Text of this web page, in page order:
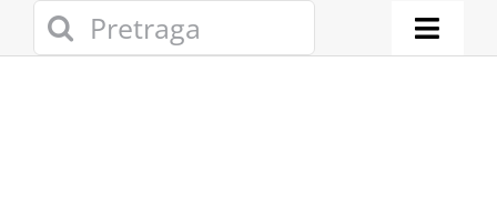
Search
for:
Toggle